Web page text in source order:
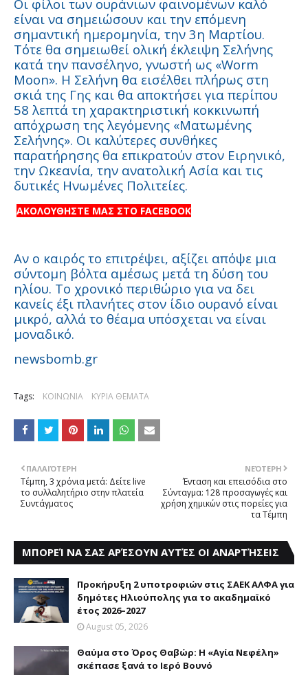
Οι φίλοι των ουράνιων φαινομένων καλό
είναι να σημειώσουν και την επόμενη
σημαντική ημερομηνία, την 3η Μαρτίου.
Τότε θα σημειωθεί ολική έκλειψη Σελήνης
κατά την πανσέληνο, γνωστή ως «Worm
Moon». Η Σελήνη θα εισέλθει πλήρως στη
σκιά της Γης και θα αποκτήσει για περίπου
58 λεπτά τη χαρακτηριστική κοκκινωπή
απόχρωση της λεγόμενης «Ματωμένης
Σελήνης». Οι καλύτερες συνθήκες
παρατήρησης θα επικρατούν στον Ειρηνικό,
την Ωκεανία, την ανατολική Ασία και τις
δυτικές Ηνωμένες Πολιτείες.
ΑΚΟΛΟΥΘΗΣΤΕ ΜΑΣ ΣΤΟ FACEBOOK
Αν ο καιρός το επιτρέψει, αξίζει απόψε μια
σύντομη βόλτα αμέσως μετά τη δύση του
ηλίου. Το χρονικό περιθώριο για να δει
κανείς έξι πλανήτες στον ίδιο ουρανό είναι
μικρό, αλλά το θέαμα υπόσχεται να είναι
μοναδικό.
newsbomb.gr
Tags: ΚΟΙΝΩΝΙΑ ΚΥΡΙΑ ΘΕΜΑΤΑ
ΝΕΌΤΕΡΗ
Ένταση και επεισόδια στο
Σύνταγμα: 128 προσαγωγές και
χρήση χημικών στις πορείες για
τα Τέμπη
ΠΑΛΑΙΌΤΕΡΗ
Τέμπη, 3 χρόνια μετά: Δείτε live
το συλλαλητήριο στην πλατεία
Συντάγματος
ΜΠΟΡΕΊ ΝΑ ΣΑΣ ΑΡΈΣΟΥΝ ΑΥΤΈΣ ΟΙ ΑΝΑΡΤΉΣΕΙΣ
Προκήρυξη 2 υποτροφιών στις ΣΑΕΚ ΑΛΦΑ για
δημότες Ηλιούπολης για το ακαδημαϊκό
έτος 2026–2027
August 05, 2026
Θαύμα στο Όρος Θαβώρ: H «Aγία Nεφέλη»
σκέπασε ξανά το Iερό Bουνό